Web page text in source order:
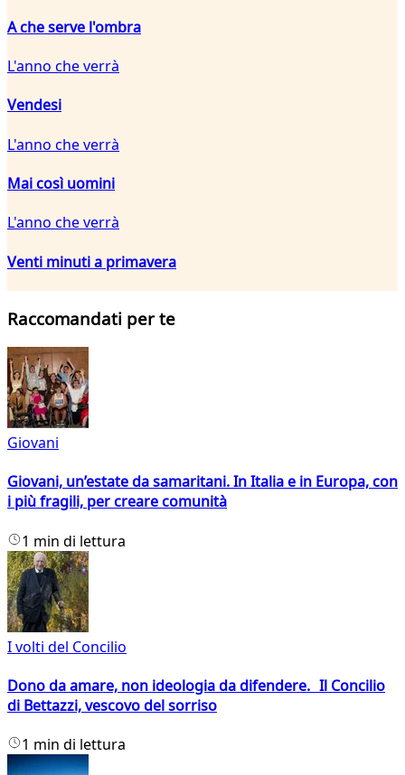
A che serve l'ombra
L'anno che verrà
Vendesi
L'anno che verrà
Mai così uomini
L'anno che verrà
Venti minuti a primavera
Raccomandati per te
Giovani
Giovani, un’estate da samaritani. In Italia e in Europa, con
i più fragili, per creare comunità
1 min di lettura
I volti del Concilio
Dono da amare, non ideologia da difendere. Il Concilio
di Bettazzi, vescovo del sorriso
1 min di lettura